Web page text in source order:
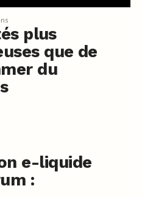
plus
que de
du
e-liquide
: